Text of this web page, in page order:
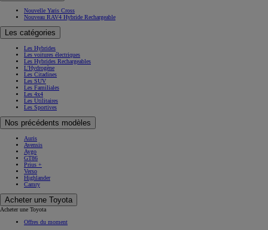
Nouvelle Yaris Cross
Nouveau RAV4 Hybride Rechargeable
Les catégories
Les Hybrides
Les voitures électriques
Les Hybrides Rechargeables
L'Hydrogène
Les Citadines
Les SUV
Les Familiales
Les 4x4
Les Utilitaires
Les Sportives
Nos précédents modèles
Auris
Avensis
Aygo
GT86
Prius +
Verso
Highlander
Camry
Acheter une Toyota
Acheter une Toyota
Offres du moment